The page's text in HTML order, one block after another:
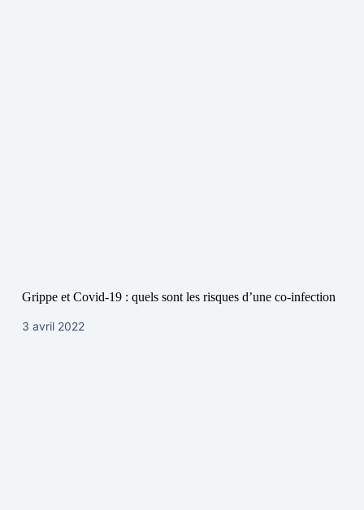
Grippe et Covid-19 : quels sont les risques d’une co-infection
3 avril 2022